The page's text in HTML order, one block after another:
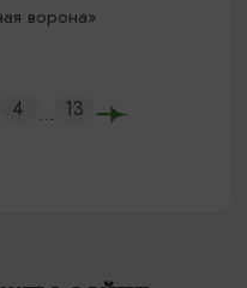
ворона»
4 ... 13